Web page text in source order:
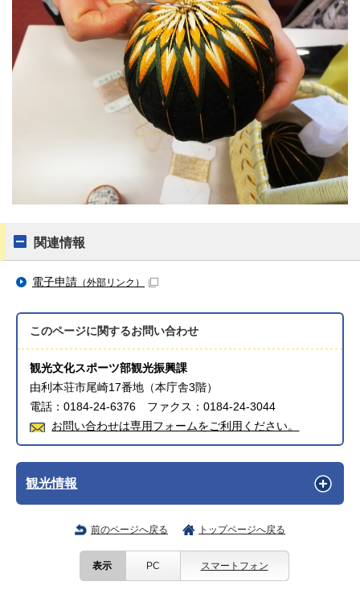
関連情報
電子申請 （外部リンク）
このページに関するお問い合わせ
観光文化スポーツ部観光振興課
由利本荘市尾崎17番地（本庁舎3階）
電話：0184-24-6376 ファクス：0184-24-3044
お問い合わせは専用フォームをご利用ください。
観光情報
前のページへ戻る トップページへ戻る
表示 PC スマートフォン